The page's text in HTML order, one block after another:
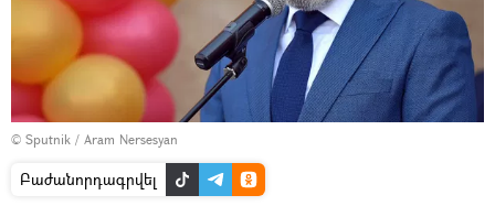
© Sputnik / Aram Nersesyan
Բաժանորդագրվել